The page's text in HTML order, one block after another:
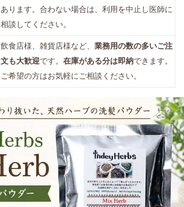
あります。合わない場合は、利用を中止し医師に
相談してください。
飲食店様、雑貨店様など、業務用の数の多いご注
文も大歓迎です。在庫がある分は即納できます。
ご希望の方はお気軽にご相談ください。